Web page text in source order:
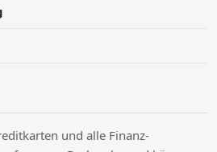
und alle Finanz-